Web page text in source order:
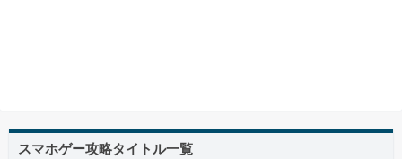
スマホゲー攻略タイトル一覧